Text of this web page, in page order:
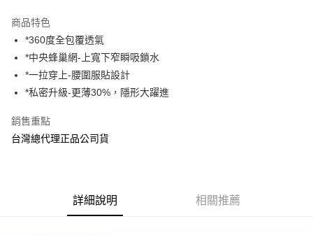
街口支付
悠遊付
AFTEE先享後付
【關於「AFTEE先享後付」】
AFTEE先享後付是「在收到商品之後才付款」的支付方式。 讓您購物簡單
便利好安心！
ATM付款
每筆NT$80，滿NT$600(含以上)免運費
商品特色
*360度全包覆透氣
*中央蜂巢網-上寬下窄瞬吸鎖水
*一拉穿上-腰圍服貼設計
*私密升級-更薄30%，隱形大躍進
銷售重點
台灣總代理正品公司貨
詳細說明 相關推薦